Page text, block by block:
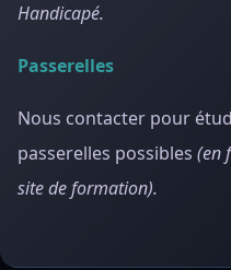
Handicapé.
Passerelles
Nous contacter pour
passerelles possibles (en
site de formation).